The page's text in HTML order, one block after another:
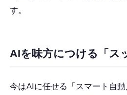
す。
AIを味方につける「ス
今はAIに任せる「スマート自